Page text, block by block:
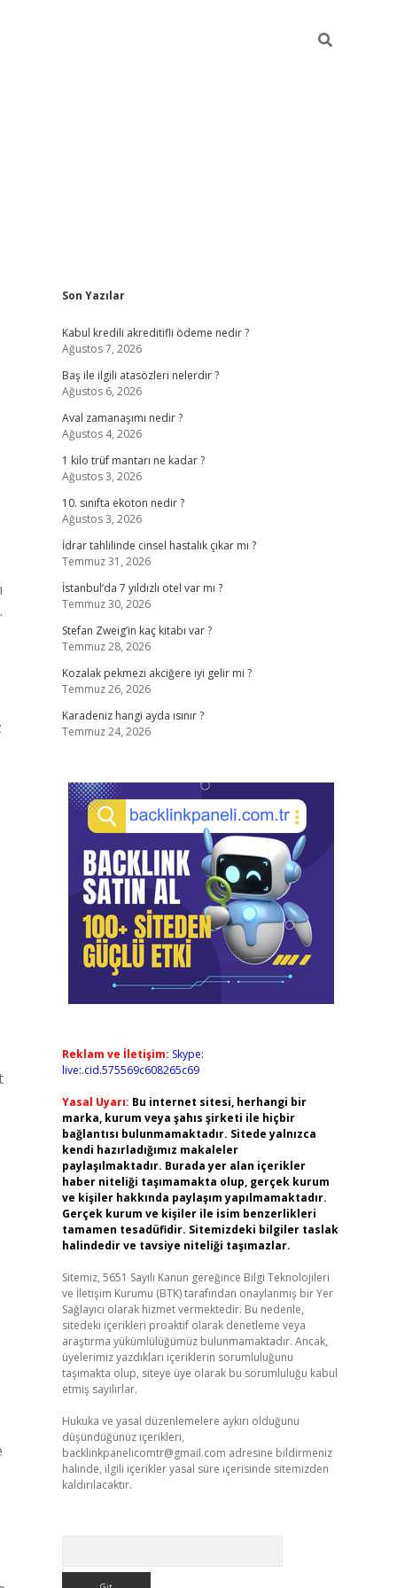
Sidebar
Son Yazılar
Kabul kredili akreditifli ödeme nedir ?
Ağustos 7, 2026
Baş ile ilgili atasözleri nelerdir ?
Ağustos 6, 2026
Aval zamanaşımı nedir ?
Ağustos 4, 2026
1 kilo trüf mantarı ne kadar ?
Ağustos 3, 2026
10. sınıfta ekoton nedir ?
Ağustos 3, 2026
İdrar tahlilinde cinsel hastalık çıkar mı ?
Temmuz 31, 2026
İstanbul’da 7 yıldızlı otel var mı ?
Temmuz 30, 2026
Stefan Zweig’in kaç kitabı var ?
Temmuz 28, 2026
Kozalak pekmezi akciğere iyi gelir mi ?
Temmuz 26, 2026
Karadeniz hangi ayda ısınır ?
Temmuz 24, 2026
Reklam ve İletişim: Skype:
live:.cid.575569c608265c69
Yasal Uyarı: Bu internet sitesi, herhangi bir
marka, kurum veya şahıs şirketi ile hiçbir
bağlantısı bulunmamaktadır. Sitede yalnızca
kendi hazırladığımız makaleler
paylaşılmaktadır. Burada yer alan içerikler
haber niteliği taşımamakta olup, gerçek kurum
ve kişiler hakkında paylaşım yapılmamaktadır.
Gerçek kurum ve kişiler ile isim benzerlikleri
tamamen tesadüfidir. Sitemizdeki bilgiler taslak
halindedir ve tavsiye niteliği taşımazlar.
Sitemiz, 5651 Sayılı Kanun gereğince Bilgi Teknolojileri
ve İletişim Kurumu (BTK) tarafından onaylanmış bir Yer
Sağlayıcı olarak hizmet vermektedir. Bu nedenle,
sitedeki içerikleri proaktif olarak denetleme veya
araştırma yükümlülüğümüz bulunmamaktadır. Ancak,
üyelerimiz yazdıkları içeriklerin sorumluluğunu
taşımakta olup, siteye üye olarak bu sorumluluğu kabul
etmiş sayılırlar.
Hukuka ve yasal düzenlemelere aykırı olduğunu
düşündüğünüz içerikleri,
backlinkpanelicomtr@gmail.com adresine bildirmeniz
halinde, ilgili içerikler yasal süre içerisinde sitemizden
kaldırılacaktır.